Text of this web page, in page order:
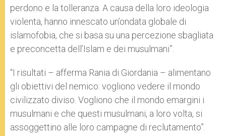
perdono e la tolleranza. A causa della loro ideologia
violenta, hanno innescato un’ondata globale di
islamofobia, che si basa su una percezione sbagliata
e preconcetta dell’Islam e dei musulmani”.
“I risultati – afferma Rania di Giordania – alimentano
gli obiettivi del nemico: vogliono vedere il mondo
civilizzato diviso. Vogliono che il mondo emargini i
musulmani e che questi musulmani, a loro volta, si
assoggettino alle loro campagne di reclutamento”.